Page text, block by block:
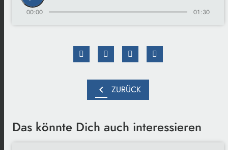
00:00 01:30
chevron_left ZURÜCK
Das könnte Dich auch interessieren